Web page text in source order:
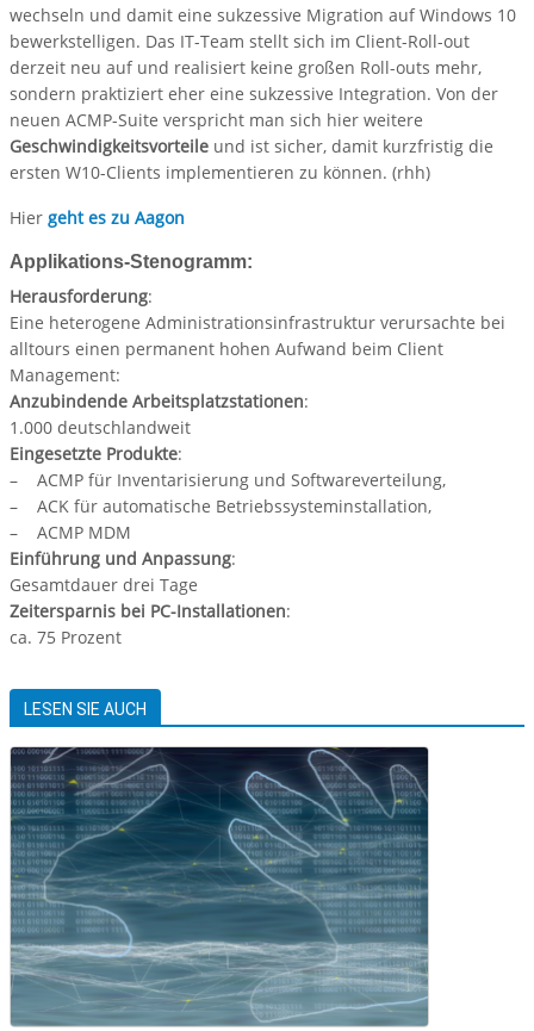
wechseln und damit eine sukzessive Migration auf Windows 10
bewerkstelligen. Das IT-Team stellt sich im Client-Roll-out
derzeit neu auf und realisiert keine großen Roll-outs mehr,
sondern praktiziert eher eine sukzessive Integration. Von der
neuen ACMP-Suite verspricht man sich hier weitere
Geschwindigkeitsvorteile und ist sicher, damit kurzfristig die
ersten W10-Clients implementieren zu können. (rhh)
Hier geht es zu Aagon
Applikations-Stenogramm:
Herausforderung:
Eine heterogene Administrationsinfrastruktur verursachte bei
alltours einen permanent hohen Aufwand beim Client
Management:
Anzubindende Arbeitsplatzstationen:
1.000 deutschlandweit
Eingesetzte Produkte:
– ACMP für Inventarisierung und Softwareverteilung,
– ACK für automatische Betriebssysteminstallation,
– ACMP MDM
Einführung und Anpassung:
Gesamtdauer drei Tage
Zeitersparnis bei PC-Installationen:
ca. 75 Prozent
LESEN SIE AUCH